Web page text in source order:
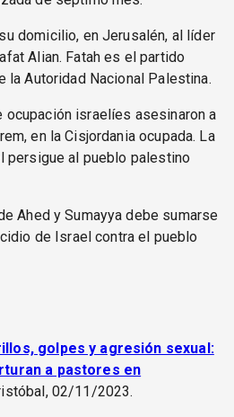
domicilio, en Jerusalén, al líder
Alian. Fatah es el partido
la Autoridad Nacional Palestina.
ocupación israelíes asesinaron a
en la Cisjordania ocupada. La
persigue al pueblo palestino
Ahed y Sumayya debe sumarse
de Israel contra el pueblo
golpes y agresión sexual:
a pastores en
02/11/2023.